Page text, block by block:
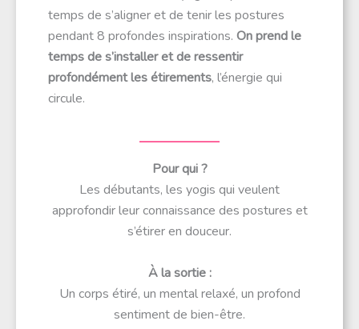
temps de s’aligner et de tenir les postures
pendant 8 profondes inspirations. On prend le
temps de s’installer et de ressentir
profondément les étirements, l’énergie qui
circule.
Pour qui ?
Les débutants, les yogis qui veulent
approfondir leur connaissance des postures et
s’étirer en douceur.
À la sortie :
Un corps étiré, un mental relaxé, un profond
sentiment de bien-être.